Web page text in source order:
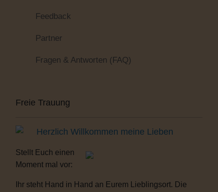
Feedback
Partner
Fragen & Antworten (FAQ)
Freie Trauung
Herzlich Willkommen meine Lieben
Stellt Euch einen
Moment mal vor:
Ihr steht Hand in Hand an Eurem Lieblingsort. Die